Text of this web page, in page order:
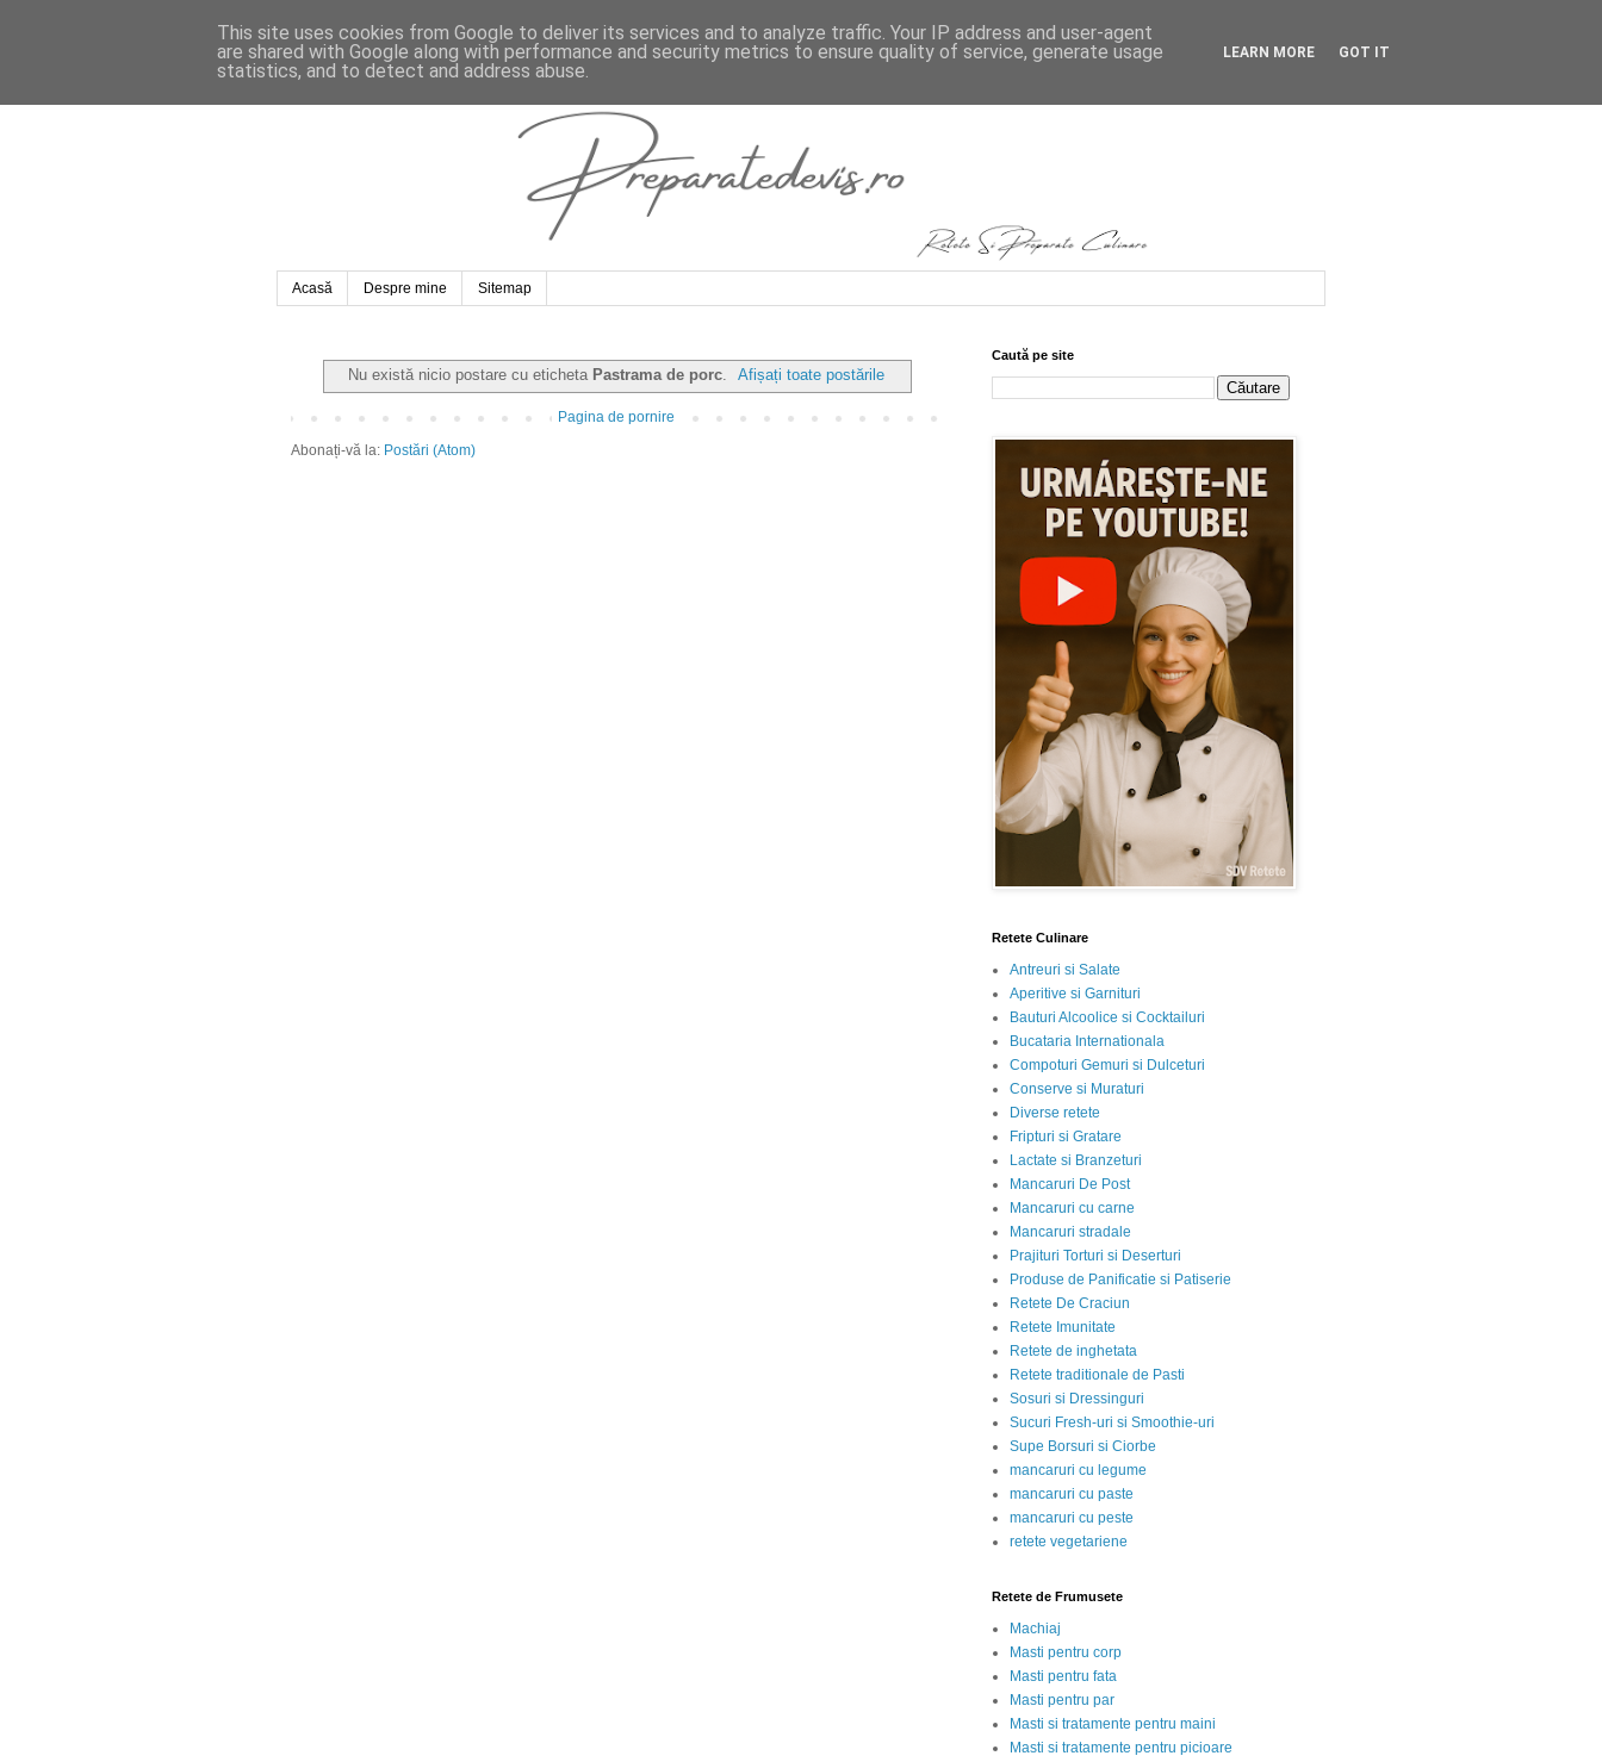
Acasă Despre mine Sitemap
Nu există nicio postare cu eticheta Pastrama de porc. Afișați toate postările
Pagina de pornire
Abonați-vă la: Postări (Atom)
Caută pe site
Retete Culinare
Antreuri si Salate
Aperitive si Garnituri
Bauturi Alcoolice si Cocktailuri
Bucataria Internationala
Compoturi Gemuri si Dulceturi
Conserve si Muraturi
Diverse retete
Fripturi si Gratare
Lactate si Branzeturi
Mancaruri De Post
Mancaruri cu carne
Mancaruri stradale
Prajituri Torturi si Deserturi
Produse de Panificatie si Patiserie
Retete De Craciun
Retete Imunitate
Retete de inghetata
Retete traditionale de Pasti
Sosuri si Dressinguri
Sucuri Fresh-uri si Smoothie-uri
Supe Borsuri si Ciorbe
mancaruri cu legume
mancaruri cu paste
mancaruri cu peste
retete vegetariene
Retete de Frumusete
Machiaj
Masti pentru corp
Masti pentru fata
Masti pentru par
Masti si tratamente pentru maini
Masti si tratamente pentru picioare
This site uses cookies from Google to deliver its services and to analyze traffic. Your IP address and user-agent
are shared with Google along with performance and security metrics to ensure quality of service, generate usage
statistics, and to detect and address abuse.
LEARN MORE GOT IT